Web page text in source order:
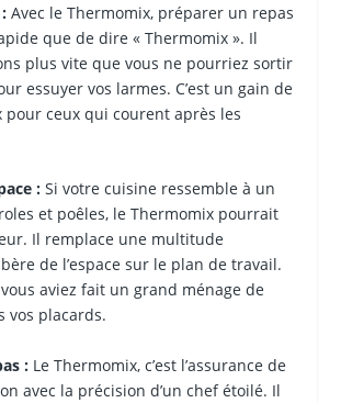
Avec le Thermomix, préparer un repas
que de dire « Thermomix ». Il
plus vite que vous ne pourriez sortir
essuyer vos larmes. C’est un gain de
pour ceux qui courent après les
:Si votre cuisine ressemble à un
et poêles, le Thermomix pourrait
Il remplace une multitude
de l’espace sur le plan de travail.
vous aviez fait un grand ménage de
vos placards.
:Le Thermomix, c’est l’assurance de
avec la précision d’un chef étoilé. Il